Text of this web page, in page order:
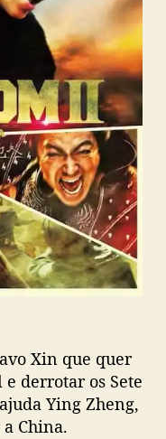
e
r
Xin que quer
derrotar os Sete
Ying Zheng,
China.